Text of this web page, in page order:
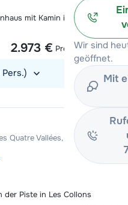
Wir sind
geöffnet.
Mit
mit Kamin in Les Collons
1 Woche ab
2.973 € Pro Unterkunft
Quatre Vallées, Schweiz
der Piste in Les Collons